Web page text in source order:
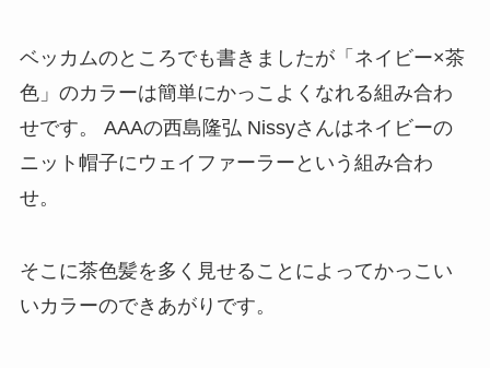
ベッカムのところでも書きましたが「ネイビー×茶
色」のカラーは簡単にかっこよくなれる組み合わ
せです。 AAAの西島隆弘 Nissyさんはネイビーの
ニット帽子にウェイファーラーという組み合わ
せ。
そこに茶色髪を多く見せることによってかっこい
いカラーのできあがりです。